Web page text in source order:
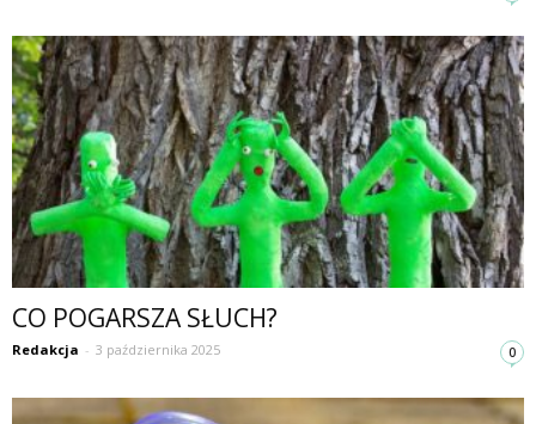
CO POGARSZA SŁUCH?
Redakcja - 3 października 2025 0